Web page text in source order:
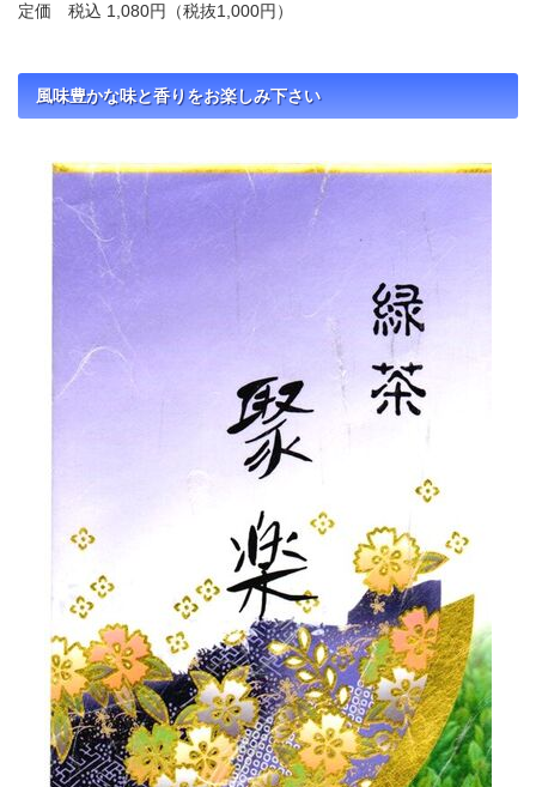
定価 税込 1,080円（税抜1,000円）
風味豊かな味と香りをお楽しみ下さい